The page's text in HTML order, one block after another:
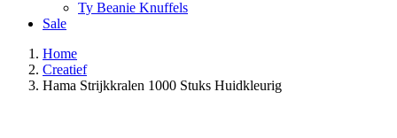
Ty Beanie Knuffels
Sale
Home
Creatief
Hama Strijkkralen 1000 Stuks Huidkleurig